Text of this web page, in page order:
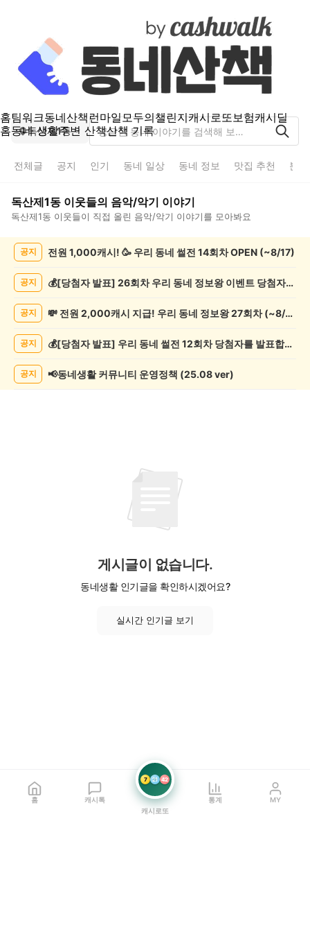
홈팀워크동네산책런마일모두의챌린지캐시로또보험캐시딜
홈동네 생활주변 산책산책 기록
독산제1동
전체글 공지 인기 동네 일상 동네 정보 맛집 추천 분
독산제1동 이웃들의 음악/악기 이야기
독산제1동 이웃들이 직접 올린 음악/악기 이야기를 모아봐요
악/
글
공지 전원 1,000캐시! 🥳 우리 동네 썰전 14회차 OPEN (~8/17)
공지 💰[당첨자 발표] 26회차 우리 동네 정보왕 이벤트 당첨자를 발표합니다!
공지 💸 전원 2,000캐시 지급! 우리 동네 정보왕 27회차 (~8/10)
공지 💰[당첨자 발표] 우리 동네 썰전 12회차 당첨자를 발표합니다!
공지 📢동네생활 커뮤니티 운영정책 (25.08 ver)
게시글이 없습니다.
동네생활 인기글을 확인하시겠어요?
실시간 인기글 보기
홈 캐시톡
7 21 42
캐시로또
통계 MY